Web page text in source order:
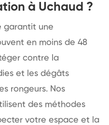
à Uchaud ?
garantit une
en moins de 48
contre la
et les dégâts
rongeurs. Nos
des méthodes
votre espace et la